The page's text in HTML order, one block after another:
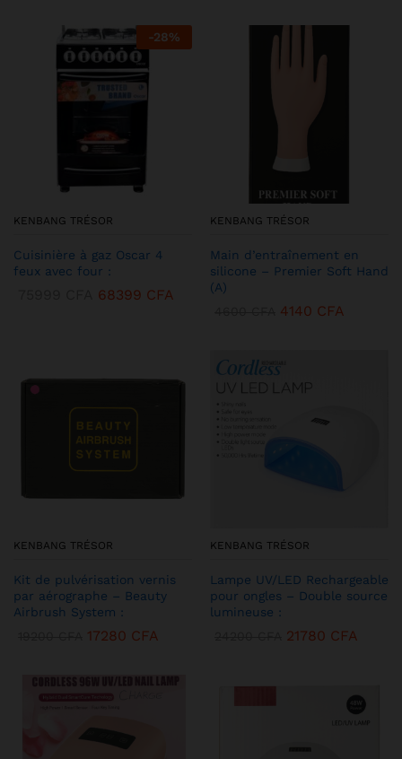
-28%
KENBANG TRÉSOR
Cuisinière à gaz Oscar 4
feux avec four :
68399 CFA
KENBANG TRÉSOR
Main d’entraînement en
silicone – Premier Soft Hand
(A)
4140 CFA
KENBANG TRÉSOR
Kit de pulvérisation vernis
par aérographe – Beauty
Airbrush System :
17280 CFA
KENBANG TRÉSOR
Lampe UV/LED Rechargeable
pour ongles – Double source
lumineuse :
21780 CFA